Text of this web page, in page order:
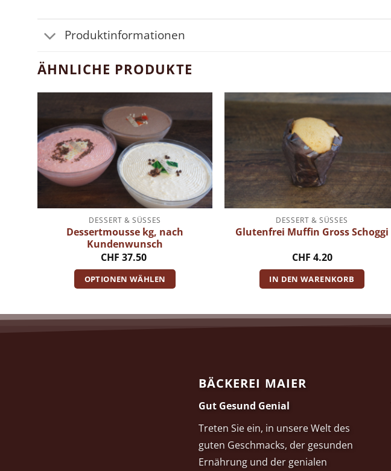
Produktinformationen
ÄHNLICHE PRODUKTE
DESSERT & SÜSSES
Dessertmousse kg, nach
Kundenwunsch
CHF 37.50
OPTIONEN WÄHLEN
DESSERT & SÜSSES
Glutenfrei Muffin Gross Schoggi
CHF 4.20
IN DEN WARENKORB
BÄCKEREI MAIER
Gut Gesund Genial
Treten Sie ein, in unsere Welt des
guten Geschmacks, der gesunden
Ernährung und der genialen